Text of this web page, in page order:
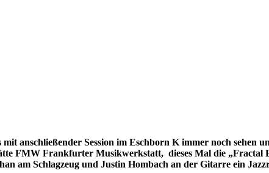
anschließender Session im Eschborn K immer noch sehen
FMW Frankfurter Musikwerkstatt, dieses Mal die
am Schlagzeug und Justin Hombach an der Gitarre ein